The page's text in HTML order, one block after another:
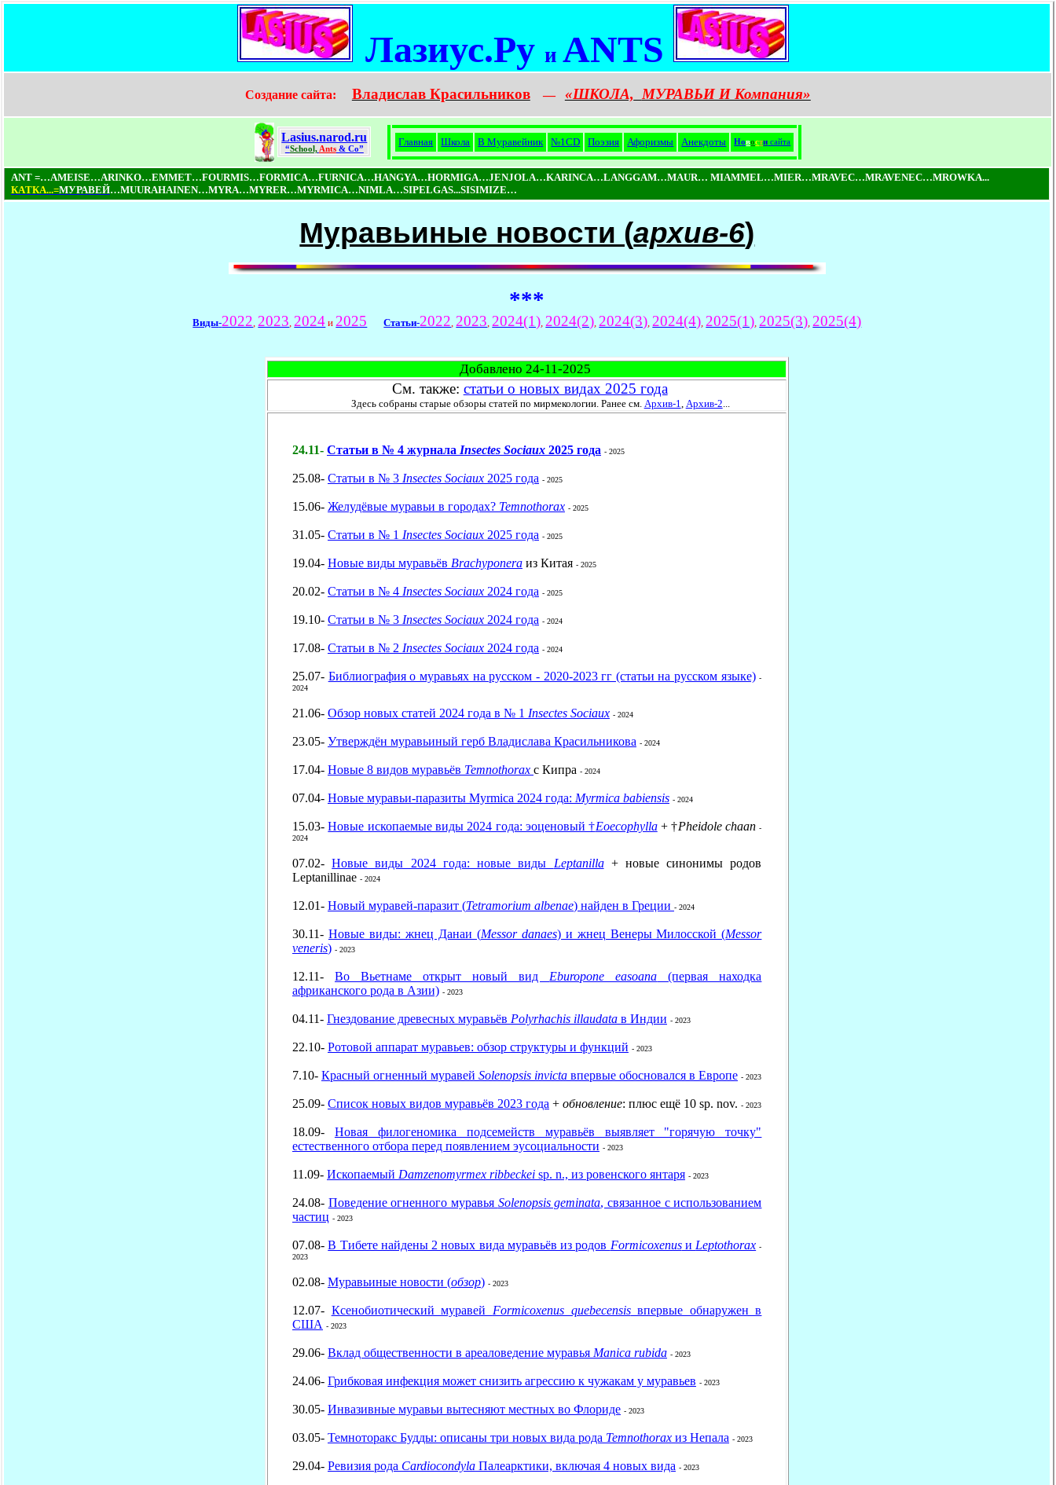
Лазиус.РуиANTS
Создание сайта: Владислав Красильников — «ШКОЛА, МУРАВЬИ И Компания»
Lasius.narod.ru
“School, Ants& Co”
Главная Школа В Муравейник №1CD Поэзия Афоризмы Анекдоты Новости сайта
ANT =…AMEISE…ARINKO…EMMET…FOURMIS…FORMICA…FURNICA…HANGYA…HORMIGA…JENJOLA…KARINCA…LANGGAM…MAUR… MIAMMEL…MIER…MRAVEC…MRAVENEC…MROWKA...
КAТКA...=МУРАВЕЙ…MUURAHAINEN…MYRA…MYRER…MYRMICA…NIMLA…SIPELGAS...SISIMIZE…
Муравьиные новости (архив-6)
***
Виды-2022,2023,2024 и2025 Статьи-2022,2023,2024(1),2024(2),2024(3),2024(4),2025(1),2025(3),2025(4)
Добавлено 24-11-2025
См. также: статьи о новых видах 2025 года
Здесь собраны старые обзоры статей по мирмекологии. Ранее см. Архив-1, Архив-2...
24.11- Статьи в № 4 журнала Insectes Sociaux2025 года - 2025
25.08- Статьи в № 3 Insectes Sociaux2025 года - 2025
15.06- Желудёвые муравьи в городах? Temnothorax - 2025
31.05- Статьи в № 1 Insectes Sociaux2025 года - 2025
19.04- Новые виды муравьёв Brachyponeraиз Китая - 2025
20.02- Статьи в № 4 Insectes Sociaux2024 года - 2025
19.10- Статьи в № 3 Insectes Sociaux2024 года - 2024
17.08- Статьи в № 2 Insectes Sociaux2024 года - 2024
25.07- Библиография о муравьях на русском - 2020-2023 гг (статьи на русском языке) -
2024
21.06- Обзор новых статей 2024 года в № 1 Insectes Sociaux - 2024
23.05- Утверждён муравьиный герб Владислава Красильникова - 2024
17.04- Новые 8 видов муравьёв Temnothorax с Кипра - 2024
07.04- Новые муравьи-паразиты Myrmica 2024 года: Myrmica babiensis - 2024
15.03-Новые ископаемые виды 2024 года: эоценовый †Eoecophylla+ †Pheidole chaan -
2024
07.02-Новые виды 2024 года: новые виды Leptanilla+ новые синонимы родов
Leptanillinae - 2024
12.01- Новый муравей-паразит (Tetramorium albenae) найден в Греции - 2024
30.11- Новые виды: жнец Данаи (Messor danaes) и жнец Венеры Милосской (Messor
veneris) - 2023
12.11-Во Вьетнаме открыт новый вид Eburopone easoana (первая находка
африканского рода в Азии) - 2023
04.11- Гнездование древесных муравьёв Polyrhachis illaudataв Индии - 2023
22.10- Ротовой аппарат муравьев: обзор структуры и функций - 2023
7.10- Красный огненный муравей Solenopsis invictaвпервые обосновался в Европе - 2023
25.09- Список новых видов муравьёв 2023 года + обновление: плюс ещё 10 sp. nov. - 2023
18.09- Новая филогеномика подсемейств муравьёв выявляет "горячую точку"
естественного отбора перед появлением эусоциальности - 2023
11.09- Ископаемый Damzenomyrmex ribbeckeisp. n., из ровенского янтаря - 2023
24.08- Поведение огненного муравья Solenopsis geminata, связанное с использованием
частиц - 2023
07.08-В Тибете найдены 2 новых вида муравьёв из родов Formicoxenusи Leptothorax -
2023
02.08- Муравьиные новости (обзор) - 2023
12.07- Ксенобиотический муравей Formicoxenus quebecensisвпервые обнаружен в
США - 2023
29.06- Вклад общественности в ареаловедение муравья Manica rubida - 2023
24.06- Грибковая инфекция может снизить агрессию к чужакам у муравьев - 2023
30.05- Инвазивные муравьи вытесняют местных во Флориде - 2023
03.05- Темноторакс Будды: описаны три новых вида рода Temnothoraxиз Непала - 2023
29.04- Ревизия рода CardiocondylaПалеарктики, включая 4 новых вида - 2023